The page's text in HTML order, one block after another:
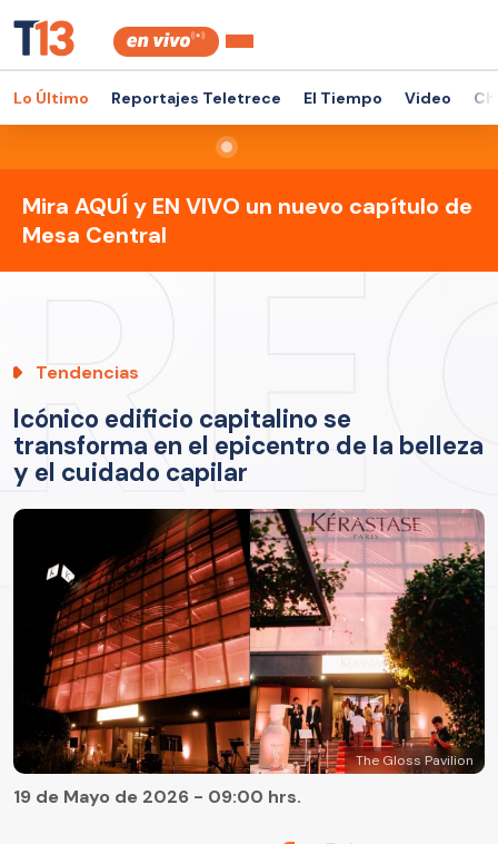
Lo Último Reportajes Teletrece El Tiempo Video
Mira AQUÍ y EN VIVO un nuevo capítulo de
Mesa Central
Tendencias
Icónico edificio capitalino se
transforma en el epicentro de la belleza
y el cuidado capilar
The Gloss Pavilion
19 de Mayo de 2026 - 09:00 hrs.